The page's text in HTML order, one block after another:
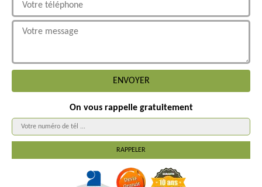
On vous rappelle gratuitement